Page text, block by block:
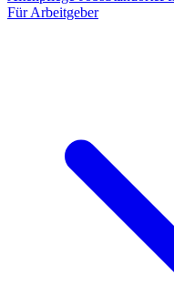
Für Arbeitgeber